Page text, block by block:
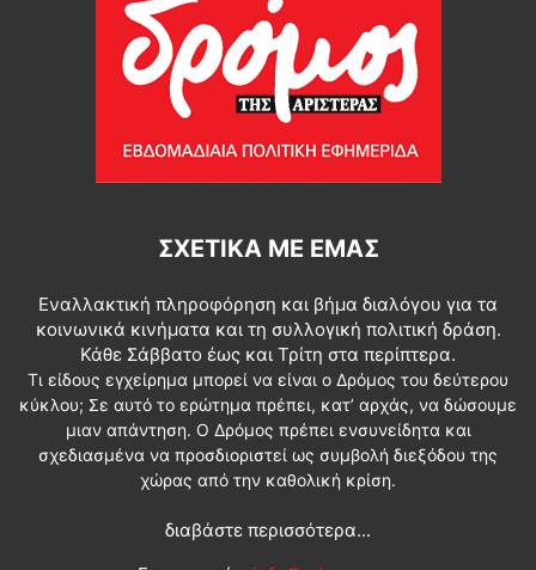
ΣΧΕΤΙΚΆ ΜΕ ΕΜΆΣ
Εναλλακτική πληροφόρηση και βήμα διαλόγου για τα
κοινωνικά κινήματα και τη συλλογική πολιτική δράση.
Κάθε Σάββατο έως και Τρίτη στα περίπτερα.
Τι είδους εγχείρημα μπορεί να είναι ο Δρόμος του δεύτερου
κύκλου; Σε αυτό το ερώτημα πρέπει, κατ’ αρχάς, να δώσουμε
μιαν απάντηση. Ο Δρόμος πρέπει ενσυνείδητα και
σχεδιασμένα να προσδιοριστεί ως συμβολή διεξόδου της
χώρας από την καθολική κρίση.
διαβάστε περισσότερα...